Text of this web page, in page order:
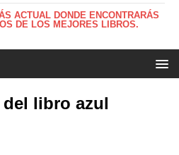
ACTUAL DONDE ENCONTRARÁS
DE LOS MEJORES LIBROS.
del libro azul